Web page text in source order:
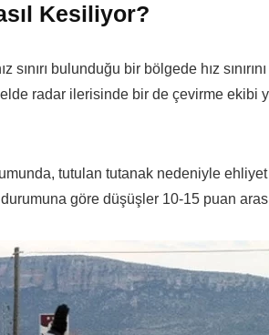
Kesiliyor?
sınırı bulunduğu bir bölgede hız
radar ilerisinde bir de çevirme ekibi yer
tutulan tutanak nedeniyle ehliyet
göre düşüşler 10-15 puan